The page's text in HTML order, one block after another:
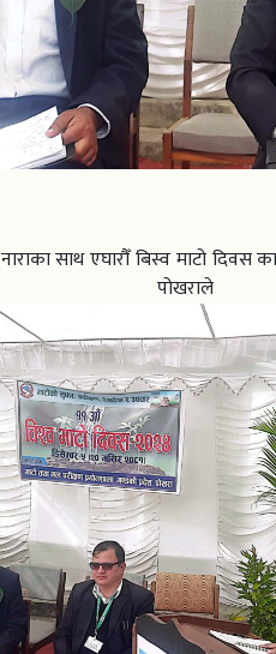
साथ एघारौँ बिस्व माटो दिवस